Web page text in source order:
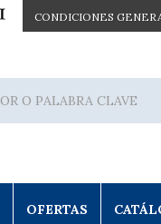
CONDICIONES
OFERTAS